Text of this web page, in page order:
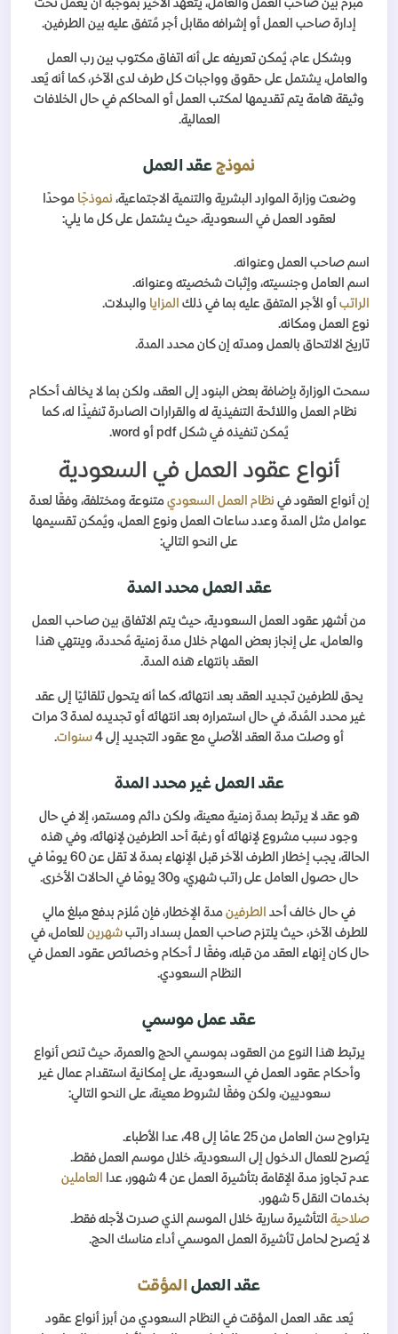
مبرم بين صاحب العمل والعامل، يتعهد الأخير بموجبه أن يعمل تحت
إدارة صاحب العمل أو إشرافه مقابل أجر مُتفق عليه بين الطرفين.
وبشكل عام، يُمكن تعريفه على أنه اتفاق مكتوب بين رب العمل
والعامل، يشتمل على حقوق وواجبات كل طرف لدى الآخر، كما أنه يُعد
وثيقة هامة يتم تقديمها لمكتب العمل أو المحاكم في حال الخلافات
العمالية.
نموذج عقد العمل
وضعت وزارة الموارد البشرية والتنمية الاجتماعية، نموذجًاموحدًا
لعقود العمل في السعودية، حيث يشتمل على كل ما يلي:
اسم صاحب العمل وعنوانه.
اسم العامل وجنسيته، وإثبات شخصيته وعنوانه.
الراتب أو الأجر المتفق عليه بما في ذلك المزايا والبدلات.
نوع العمل ومكانه.
تاريخ الالتحاق بالعمل ومدته إن كان محدد المدة.
سمحت الوزارة بإضافة بعض البنود إلى العقد، ولكن بما لا يخالف أحكام
نظام العمل واللائحة التنفيذية له والقرارات الصادرة تنفيذًا له، كما
يُمكن تنفيذه في شكل pdf أو word.
أنواع عقود العمل في السعودية
إن أنواع العقود في نظام العمل السعودي متنوعة ومختلفة، وفقًا لعدة
عوامل مثل المدة وعدد ساعات العمل ونوع العمل، ويُمكن تقسيمها
على النحو التالي:
عقد العمل محدد المدة
من أشهر عقود العمل السعودية، حيث يتم الاتفاق بين صاحب العمل
والعامل، على إنجاز بعض المهام خلال مدة زمنية مُحددة، وينتهي هذا
العقد بانتهاء هذه المدة.
يحق للطرفين تجديد العقد بعد انتهائه، كما أنه يتحول تلقائيًا إلى عقد
غير محدد المُدة، في حال استمراره بعد انتهائه أو تجديده لمدة 3 مرات
أو وصلت مدة العقد الأصلي مع عقود التجديد إلى 4
سنوات.
عقد العمل غير محدد المدة
هو عقد لا يرتبط بمدة زمنية معينة، ولكن دائم ومستمر، إلا في حال
وجود سبب مشروع لإنهائه أو رغبة أحد الطرفين لإنهائه، وفي هذه
الحالة، يجب إخطار الطرف الآخر قبل الإنهاء بمدة لا تقل عن 60 يومًا في
حال حصول العامل على راتب شهري، و30 يومًا في الحالات الأخرى.
في حال خالف أحد الطرفين مدة الإخطار، فإن مُلزم بدفع مبلغ مالي
للطرف الآخر، حيث يلتزم صاحب العمل بسداد راتبشهرين للعامل، في
حال كان إنهاء العقد من قبله، وفقًا لـ أحكام وخصائص عقود العمل في
النظام السعودي.
عقد عمل موسمي
يرتبط هذا النوع من العقود، بموسمي الحج والعمرة، حيث تنص أنواع
وأحكام عقود العمل في السعودية، على إمكانية استقدام عمال غير
سعوديين، ولكن وفقًا لشروط معينة، على النحو التالي:
يتراوح سن العامل من 25 عامًا إلى 48، عدا الأطباء.
يُصرح للعمال الدخول إلى السعودية، خلال موسم العمل فقط.
عدم تجاوز مدة الإقامة بتأشيرة العمل عن 4 شهور، عدا
العاملين
بخدمات النقل 5 شهور.
صلاحية التأشيرة سارية خلال الموسم الذي صدرت لأجله فقط.
لا يُصرح لحامل تأشيرة العمل الموسمي أداء مناسك الحج.
عقد العمل المؤقت
يُعد عقد العمل المؤقت في النظام السعودي من أبرز أنواع عقود